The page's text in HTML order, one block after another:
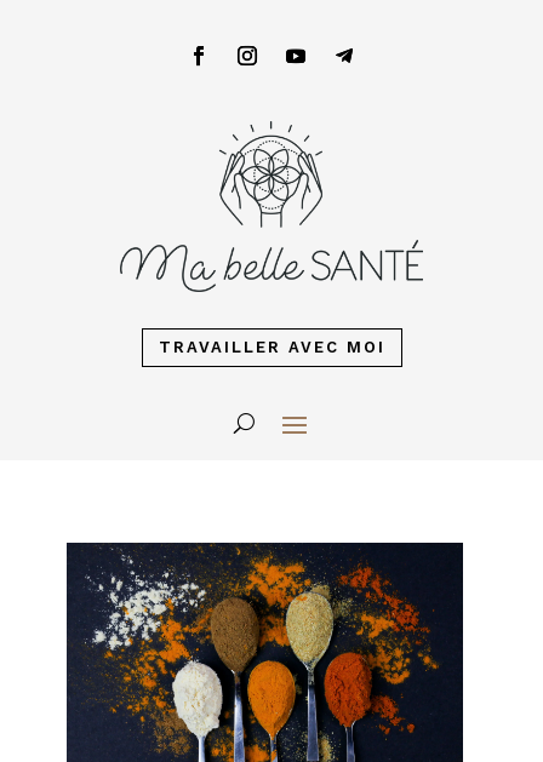
TRAVAILLER AVEC MOI